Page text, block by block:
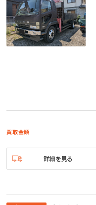
買取金額
詳細を見る